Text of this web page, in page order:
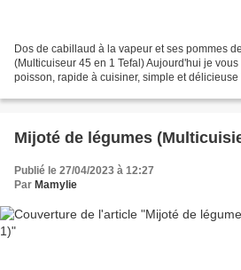
Dos de cabillaud à la vapeur et ses pommes
(Multicuiseur 45 en 1 Tefal) Aujourd'hui je
poisson, rapide à cuisiner, simple et
Mijoté de légumes
Publié le 27/04/2023 à 12:27
Par Mamylie